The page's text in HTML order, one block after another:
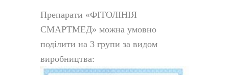
Препарати «ФІТОЛІНІЯ
СМАРТМЕД» можна умовно
поділити на 3 групи за видом
виробництва: